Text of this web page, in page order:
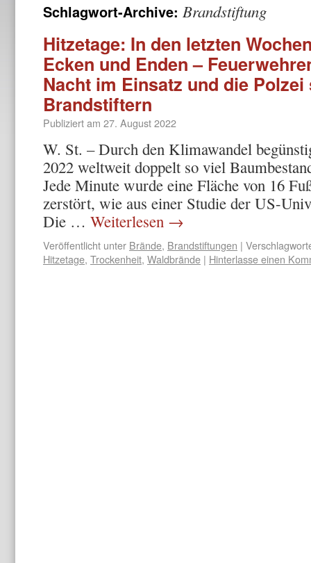
Schlagwort-Archive: Brandstiftung
Hitzetage: In den letzten
Ecken und Enden –
Nacht im Einsatz und die
Brandstiftern
Publiziert am 27. August 2022
W. St. – Durch den Klimawandel
2022 weltweit doppelt so viel
Jede Minute wurde eine Fläche von 16
zerstört, wie aus einer Studie der US-
Die … Weiterlesen →
Veröffentlicht unter Brände, Brandstiftungen |
Hitzetage, Trockenheit, Waldbrände | Hinterlasse einen